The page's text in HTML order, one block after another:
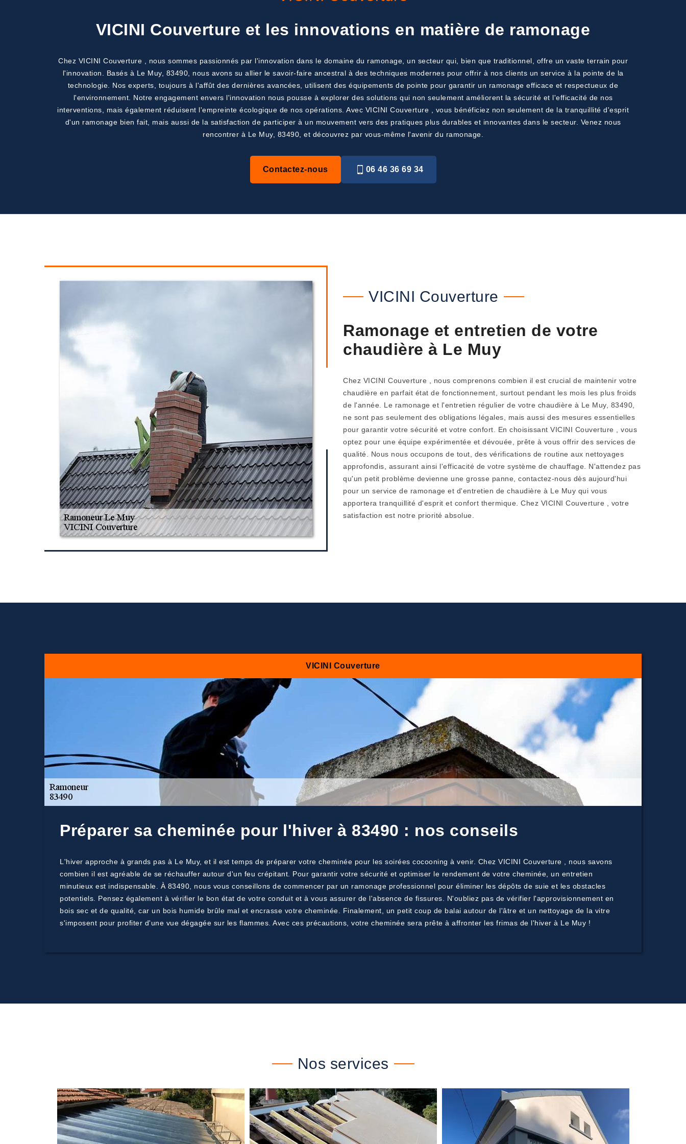
VICINI Couverture et les innovations en matière de ramonage
Chez VICINI Couverture , nous sommes passionnés par l'innovation dans le domaine du ramonage, un secteur qui, bien que traditionnel, offre un vaste terrain pour
l'innovation. Basés à Le Muy, 83490, nous avons su allier le savoir-faire ancestral à des techniques modernes pour offrir à nos clients un service à la pointe de la
technologie. Nos experts, toujours à l'affût des dernières avancées, utilisent des équipements de pointe pour garantir un ramonage efficace et respectueux de
l'environnement. Notre engagement envers l'innovation nous pousse à explorer des solutions qui non seulement améliorent la sécurité et l'efficacité de nos
interventions, mais également réduisent l'empreinte écologique de nos opérations. Avec VICINI Couverture , vous bénéficiez non seulement de la tranquillité d'esprit
d'un ramonage bien fait, mais aussi de la satisfaction de participer à un mouvement vers des pratiques plus durables et innovantes dans le secteur. Venez nous
rencontrer à Le Muy, 83490, et découvrez par vous-même l'avenir du ramonage.
Contactez-nous 06 46 36 69 34
VICINI Couverture
Ramonage et entretien de votre
chaudière à Le Muy
Chez VICINI Couverture , nous comprenons combien il est crucial de maintenir votre
chaudière en parfait état de fonctionnement, surtout pendant les mois les plus froids
de l'année. Le ramonage et l'entretien régulier de votre chaudière à Le Muy, 83490,
ne sont pas seulement des obligations légales, mais aussi des mesures essentielles
pour garantir votre sécurité et votre confort. En choisissant VICINI Couverture , vous
optez pour une équipe expérimentée et dévouée, prête à vous offrir des services de
qualité. Nous nous occupons de tout, des vérifications de routine aux nettoyages
approfondis, assurant ainsi l'efficacité de votre système de chauffage. N'attendez pas
qu'un petit problème devienne une grosse panne, contactez-nous dès aujourd'hui
pour un service de ramonage et d'entretien de chaudière à Le Muy qui vous
apportera tranquillité d'esprit et confort thermique. Chez VICINI Couverture , votre
satisfaction est notre priorité absolue.
VICINI Couverture
Préparer sa cheminée pour l'hiver à 83490 : nos conseils
L'hiver approche à grands pas à Le Muy, et il est temps de préparer votre cheminée pour les soirées cocooning à venir. Chez VICINI Couverture , nous savons
combien il est agréable de se réchauffer autour d'un feu crépitant. Pour garantir votre sécurité et optimiser le rendement de votre cheminée, un entretien
minutieux est indispensable. À 83490, nous vous conseillons de commencer par un ramonage professionnel pour éliminer les dépôts de suie et les obstacles
potentiels. Pensez également à vérifier le bon état de votre conduit et à vous assurer de l'absence de fissures. N'oubliez pas de vérifier l'approvisionnement en
bois sec et de qualité, car un bois humide brûle mal et encrasse votre cheminée. Finalement, un petit coup de balai autour de l'âtre et un nettoyage de la vitre
s'imposent pour profiter d'une vue dégagée sur les flammes. Avec ces précautions, votre cheminée sera prête à affronter les frimas de l'hiver à Le Muy !
Nos services